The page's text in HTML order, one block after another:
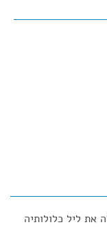
את ליל כלולותיה